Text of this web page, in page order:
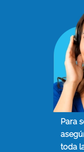
Para
toda